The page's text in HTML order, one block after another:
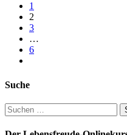
1
2
3
…
6
Suche
Suchen
nach: